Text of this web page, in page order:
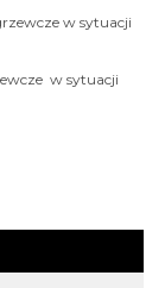
w sytuacji
w sytuacji